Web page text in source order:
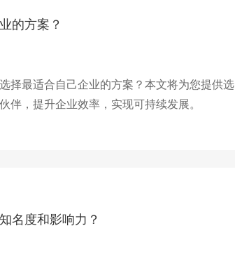
的方案？
择最适合自己企业的方案？本文将为您提供选
，提升企业效率，实现可持续发展。
名度和影响力？